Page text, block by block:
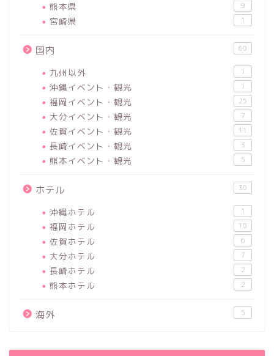
熊本県 9
宮崎県 1
国内 60
九州以外 1
沖縄イベント・観光 1
福岡イベント・観光 25
大分イベント・観光 7
佐賀イベント・観光 11
長崎イベント・観光 3
熊本イベント・観光 5
ホテル 30
沖縄ホテル 1
福岡ホテル 10
佐賀ホテル 6
大分ホテル 7
長崎ホテル 2
熊本ホテル 2
海外 5